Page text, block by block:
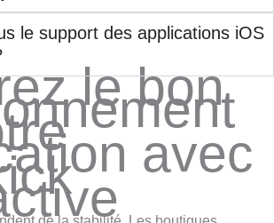
le support des applications iOS
le bon
avec